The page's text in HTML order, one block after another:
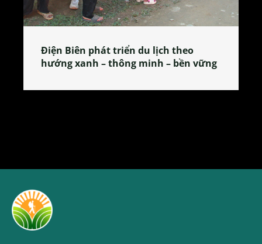
Làng làm bánh tẻ Phú Nhi – nơi lan
tỏa đặc sản xứ Đoài